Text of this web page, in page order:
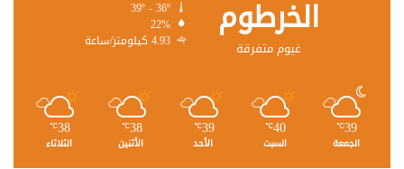
الخرطوم
غيوم متفرقة
22%
4.93 كيلومتر/ساعة
39
℃
الجمعة
40
℃
السبت
39
℃
الأحد
38
℃
الأثنين
38
℃
الثلاثاء